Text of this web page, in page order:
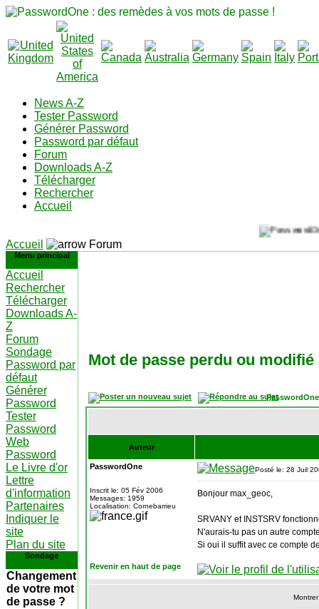
News A-Z
Tester Password
Générer Password
Password par défaut
Forum
Downloads A-Z
Télécharger
Rechercher
Accueil
Accueil Forum
Menu principal
Accueil
Rechercher
Télécharger
Downloads A-
Z
Forum
Sondage
Password par
défaut
Générer
Password
Tester
Password
Web
Password
Le Livre d'or
Lettre
d'information
Partenaires
Indiquer le
site
Plan du site
Sondage
Changement
de votre mot
de passe ?
Mot de passe perdu ou
Auteur
PasswordOne
Inscrit le: 05 Fév 2006
Messages: 1959
Localisation: Cornebarrieu
Posté le: 28 Juil
Bonjour max_geoc,
SRVANY et INSTSRV
N'aurais-tu pas un autre
Si oui il suffit avec ce compte
Revenir en haut de page